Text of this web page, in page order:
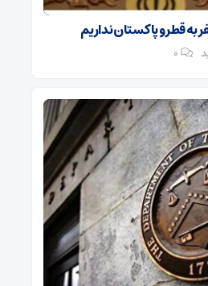
به قطر و پاکستان نداریم
۰